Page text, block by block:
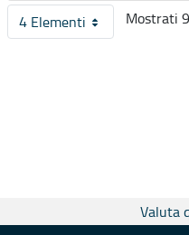
4 ElementiPer pagina
Mostrati
Valuta